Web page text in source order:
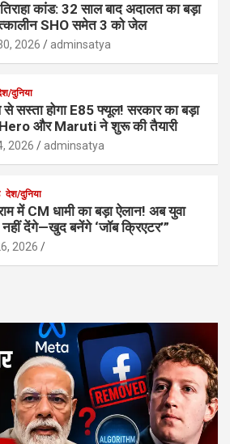
तिराहा कांड: 32 साल बाद अदालत का बड़ा
SHO समेत 3 को जेल
2026 adminsatya
दुनिया
से सस्ता होगा E85 फ्यूल! सरकार का बड़ा
Hero और Maruti ने शुरू की तैयारी
2026 adminsatya
देश/दुनिया
में CM धामी का बड़ा ऐलान! अब युवा
नहीं देंगे—खुद बनेंगे ‘जॉब क्रिएटर’”
2026